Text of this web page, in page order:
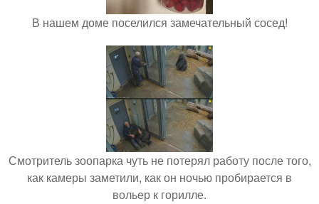
В нашем доме поселился замечательный сосед!
Смотритель зоопарка чуть не потерял работу после того,
как камеры заметили, как он ночью пробирается в
вольер к горилле.